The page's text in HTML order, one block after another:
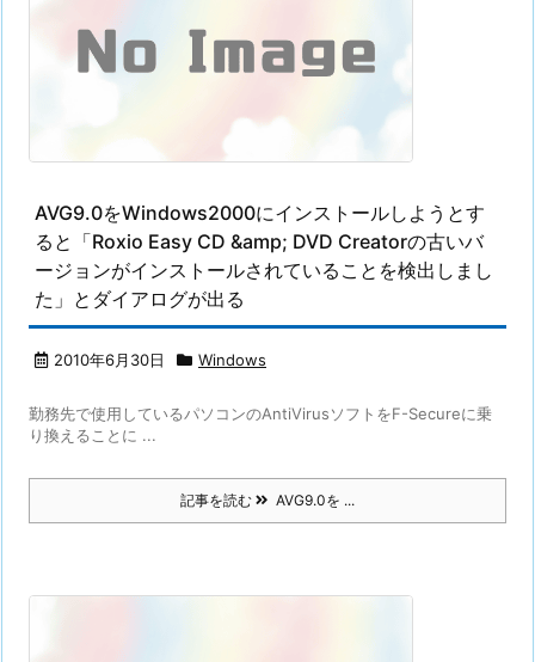
AVG9.0をWindows2000にインストールしようとす
ると「Roxio Easy CD &amp; DVD Creatorの古いバ
ージョンがインストールされていることを検出しまし
た」とダイアログが出る
2010年6月30日 Windows
勤務先で使用しているパソコンのAntiVirusソフトをF-Secureに乗
り換えることに ...
記事を読む AVG9.0を ...